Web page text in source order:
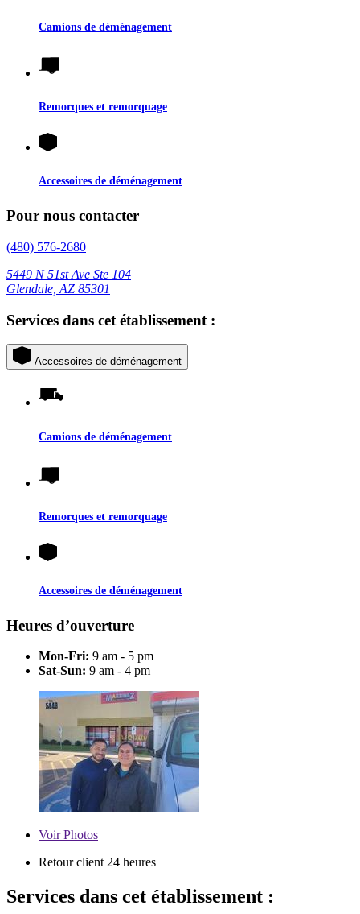
Camions de déménagement
Remorques et remorquage
Accessoires de déménagement
Pour nous contacter
(480) 576-2680
5449 N 51st Ave Ste 104
Glendale, AZ 85301
Services dans cet établissement :
Accessoires de déménagement
Camions de déménagement
Remorques et remorquage
Accessoires de déménagement
Heures d’ouverture
Mon-Fri: 9 am - 5 pm
Sat-Sun: 9 am - 4 pm
VoirPhotos
Retour client 24 heures
Services dans cet établissement :